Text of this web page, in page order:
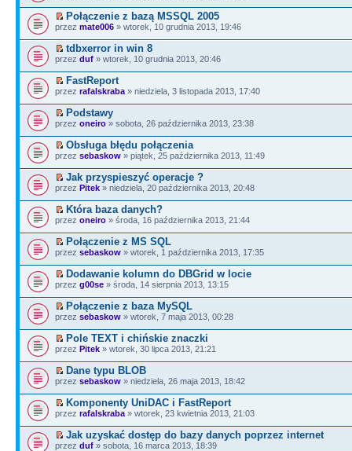
Połączenie z bazą MSSQL 2005
przez mate006 » wtorek, 10 grudnia 2013, 19:46
tdbxerror in win 8
przez duf » wtorek, 10 grudnia 2013, 20:46
FastReport
przez rafalskraba » niedziela, 3 listopada 2013, 17:40
Podstawy
przez oneiro » sobota, 26 października 2013, 23:38
Obsługa błędu połączenia
przez sebaskow » piątek, 25 października 2013, 11:49
Jak przyspieszyć operacje ?
przez Pitek » niedziela, 20 października 2013, 20:48
Która baza danych?
przez oneiro » środa, 16 października 2013, 21:44
Połączenie z MS SQL
przez sebaskow » wtorek, 1 października 2013, 17:35
Dodawanie kolumn do DBGrid w locie
przez g00se » środa, 14 sierpnia 2013, 13:15
Połączenie z baza MySQL
przez sebaskow » wtorek, 7 maja 2013, 00:28
Pole TEXT i chińskie znaczki
przez Pitek » wtorek, 30 lipca 2013, 21:21
Dane typu BLOB
przez sebaskow » niedziela, 26 maja 2013, 18:42
Komponenty UniDAC i FastReport
przez rafalskraba » wtorek, 23 kwietnia 2013, 21:03
Jak uzyskać dostęp do bazy danych poprzez internet
przez duf » sobota, 16 marca 2013, 18:39